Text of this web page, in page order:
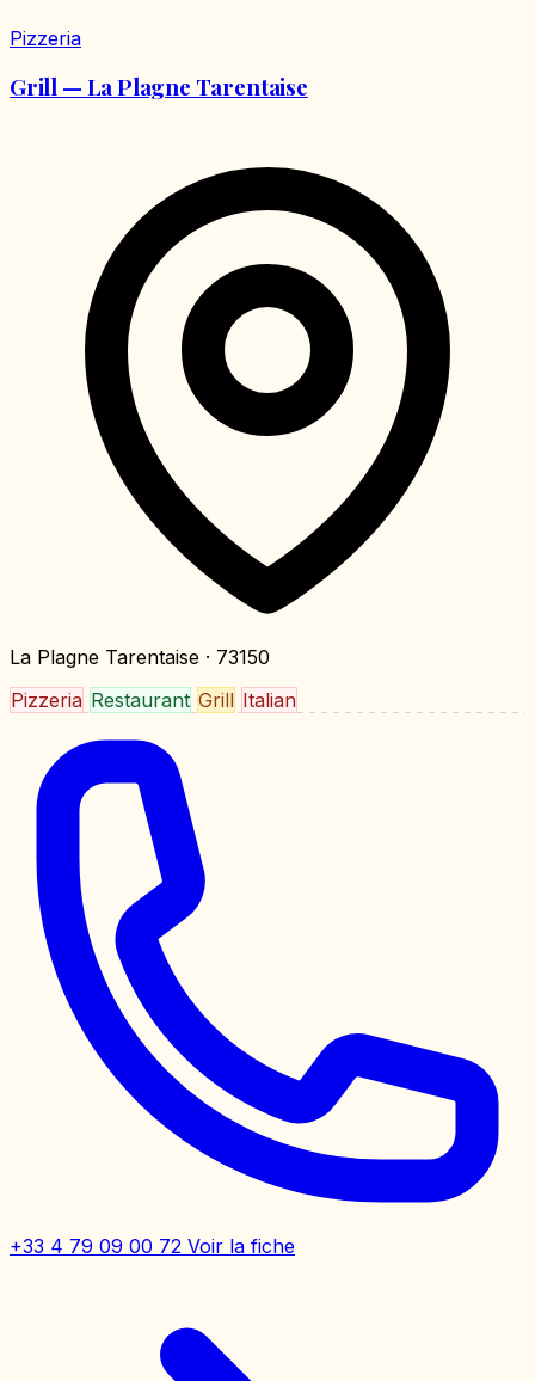
Pizzeria
Grill — La Plagne Tarentaise
La Plagne Tarentaise · 73150
Pizzeria Restaurant Grill Italian
+33 4 79 09 00 72 Voir la fiche